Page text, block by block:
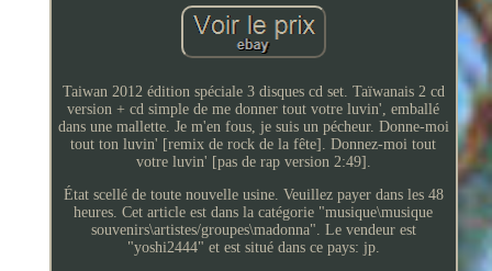
Taiwan 2012 édition spéciale 3 disques cd set. Taïwanais 2 cd
version + cd simple de me donner tout votre luvin', emballé
dans une mallette. Je m'en fous, je suis un pécheur. Donne-moi
tout ton luvin' [remix de rock de la fête]. Donnez-moi tout
votre luvin' [pas de rap version 2:49].
État scellé de toute nouvelle usine. Veuillez payer dans les 48
heures. Cet article est dans la catégorie "musique\musique
souvenirs\artistes/groupes\madonna". Le vendeur est
"yoshi2444" et est situé dans ce pays: jp.